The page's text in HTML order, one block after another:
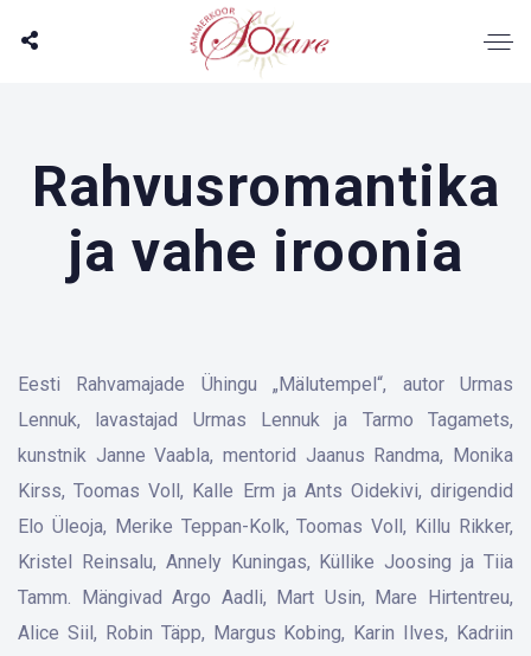
Rahvusromantika
ja vahe iroonia
Eesti Rahvamajade Ühingu „Mälutempel“, autor Urmas
Lennuk, lavastajad Urmas Lennuk ja Tarmo Tagamets,
kunstnik Janne Vaabla, mentorid Jaanus Randma, Monika
Kirss, Toomas Voll, Kalle Erm ja Ants Oidekivi, dirigendid
Elo Üleoja, Merike Teppan-Kolk, Toomas Voll, Killu Rikker,
Kristel Reinsalu, Annely Kuningas, Küllike Joosing ja Tiia
Tamm. Mängivad Argo Aadli, Mart Usin, Mare Hirtentreu,
Alice Siil, Robin Täpp, Margus Kobing, Karin Ilves, Kadriin